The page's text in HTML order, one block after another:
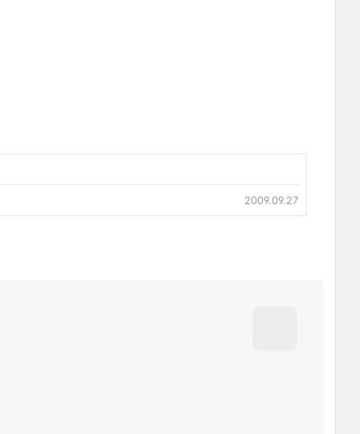
2009.09.27